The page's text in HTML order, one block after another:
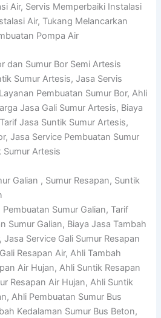
Air, Servis Memperbaiki Instalasi
Air, Tukang Melancarkan
Pompa Air
dan Sumur Bor Semi Artesis
Sumur Artesis, Jasa Servis
Pembuatan Sumur Bor, Ahli
Jasa Gali Sumur Artesis, Biaya
Jasa Suntik Sumur Artesis,
Jasa Service Pembuatan Sumur
Sumur Artesis
Galian , Sumur Resapan, Suntik
Sumur Galian, Tarif
Sumur Galian, Biaya Jasa Tambah
Jasa Service Gali Sumur Resapan
Resapan Air, Ahli Tambah
Air Hujan, Ahli Suntik Resapan
Resapan Air Hujan, Ahli Suntik
Ahli Pembuatan Sumur Bus
Kedalaman Sumur Bus Beton,